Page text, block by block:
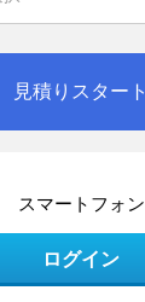
見積りスタート
スマートフォン
ログイン